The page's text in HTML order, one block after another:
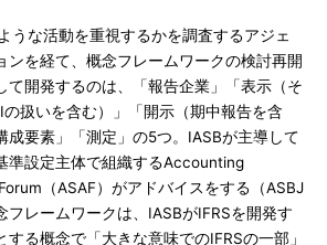
うな活動を重視するかを調査するアジェ
ンを経て、概念フレームワークの検討再開
て開発するのは、「報告企業」「表示（そ
扱いを含む）」「開示（期中報告を含
成要素」「測定」の5つ。IASBが主導して
準設定主体で組織するAccounting
（ASAF）がアドバイスをする（ASBJ
フレームワークは、IASBがIFRSを開発す
る概念で「大きな意味でのIFRSの一部」